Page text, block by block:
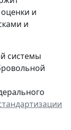
и
и
системы